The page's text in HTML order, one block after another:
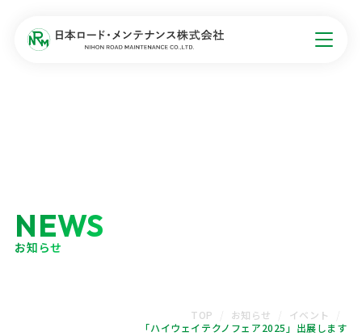
NEWS
お知らせ
TOP お知らせ
イベント
「ハイウェイテクノフェア2025」出展します